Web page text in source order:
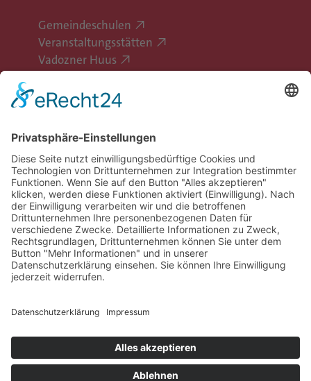
Gemeindeschulen
Veranstaltungsstätten
Vadozner Huus
Chatbot-Nutzungsbedingungen